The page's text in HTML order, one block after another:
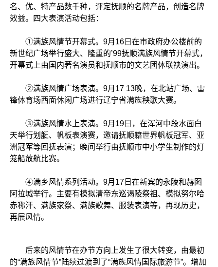
名、优、特产品数千种，评定抚顺的名牌产品，创造名牌
效益。四大表演活动包括：
①满族风情节开幕式。9月16日在市政府办公楼前的
新世纪广场举行盛大、隆重的’99抚顺满族风情节开幕式，
开幕式上由国内著名演员和抚顺市的文艺团体联袂演出。
②满族风情广场表演。9月17 13晚，在北站广场、雷
锋体育场西面休闲广场进行辽宁省满族秧歌大赛。
③满族风情水上表演。9月19日，在浑河中段水面白
天举行划艇、帆板表演赛，邀请抚顺籍世界帆板冠军、亚
洲冠军等回抚表演；晚间举行由抚顺市中小学生制作的灯
笼船放航比赛。
④满乡风情系列活动。9月17日在新宾的永陵和赫图
阿拉城举行。主要有模拟清帝东巡谒陵祭祖、模拟努尔哈
赤称汗、满族家祭、满族歌舞、服装表演等，再现历史，
再展风情。
后来的风情节在办节方向上发生了很大转变，由最初
的“满族风情节”陆续过渡到了“满族风情国际旅游节”。增加